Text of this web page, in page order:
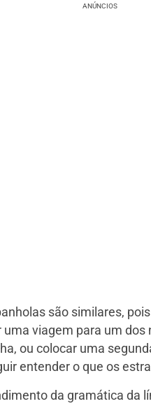
ANÚNCIOS
são similares,
viagem para um dos
ou colocar uma
entender o que os
da gramática da